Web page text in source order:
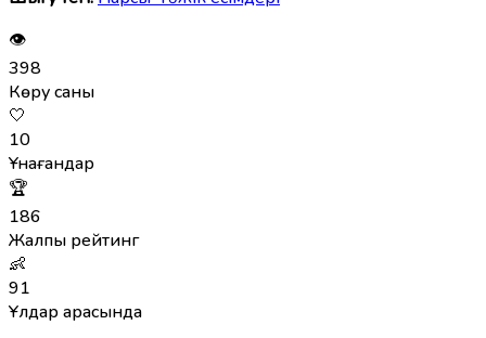
👁
398
Көру саны
🤍
10
Ұнағандар
🏆
186
Жалпы рейтинг
👶
91
Ұлдар арасында